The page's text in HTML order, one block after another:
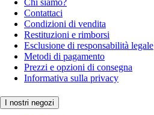
Contattaci
Condizioni di vendita
Restituzioni e rimborsi
Esclusione di responsabilità legale
Metodi di pagamento
Prezzi e opzioni di consegna
Informativa sulla privacy
I nostri negozi